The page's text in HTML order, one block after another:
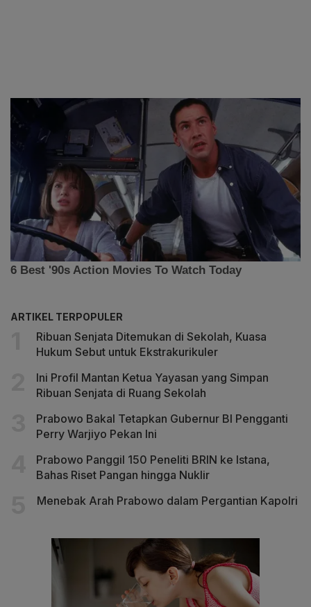
ARTIKEL TERPOPULER
Ribuan Senjata Ditemukan di Sekolah, Kuasa
Hukum Sebut untuk Ekstrakurikuler
Ini Profil Mantan Ketua Yayasan yang Simpan
Ribuan Senjata di Ruang Sekolah
Prabowo Bakal Tetapkan Gubernur BI Pengganti
Perry Warjiyo Pekan Ini
Prabowo Panggil 150 Peneliti BRIN ke Istana,
Bahas Riset Pangan hingga Nuklir
Menebak Arah Prabowo dalam Pergantian Kapolri